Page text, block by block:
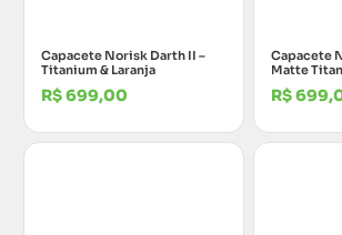
Capacete Norisk Darth II –
Titanium & Laranja
R$699,00
Capacete
Matte
R$